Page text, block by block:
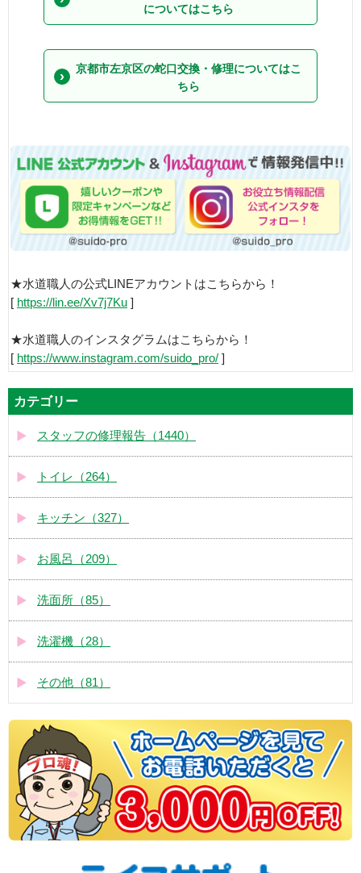
についてはこちら
京都市左京区の蛇口交換・修理についてはこ
ちら
★水道職人の公式LINEアカウントはこちらから！
[ https://lin.ee/Xv7j7Ku ]
★水道職人のインスタグラムはこちらから！
[ https://www.instagram.com/suido_pro/ ]
カテゴリー
スタッフの修理報告（1440）
トイレ（264）
キッチン（327）
お風呂（209）
洗面所（85）
洗濯機（28）
その他（81）